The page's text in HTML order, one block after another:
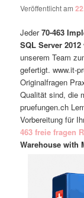
Veröffentlicht am
Jeder70-463
SQL Server 2012
unserem Team
gefertigt. www.it-
Originalfragen
Qualität sind, die
pruefungen.ch
Vorbereitung für
463 freie fragen
Warehouse with